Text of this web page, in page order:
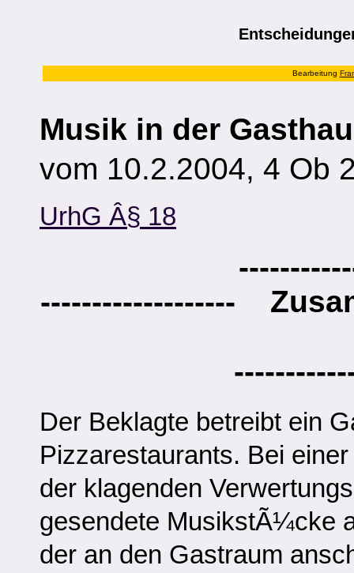
Bearbeitung
Musik in der
vom 10.2.2004, 4 Ob
UrhG Â§ 18
-------------------
Der Beklagte betreibt ein
Pizzarestaurants. Bei
der klagenden
gesendete MusikstÃ¼cke
der an den Gastraum